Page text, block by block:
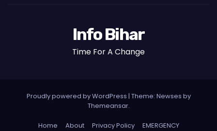
Info Bihar
Time For A Change
Proudly powered by WordPress | Theme: Newses by
Themeansar.
Home About Privacy Policy
EMERGENCY